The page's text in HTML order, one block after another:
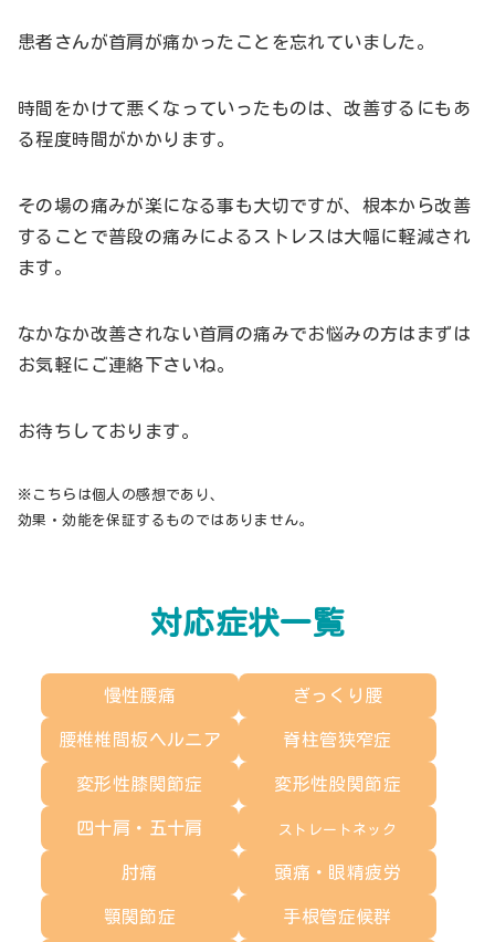
患者さんが首肩が痛かったことを忘れていました。
時間をかけて悪くなっていったものは、改善するにもあ
る程度時間がかかります。
その場の痛みが楽になる事も大切ですが、根本から改善
することで普段の痛みによるストレスは大幅に軽減され
ます。
なかなか改善されない首肩の痛みでお悩みの方はまずは
お気軽にご連絡下さいね。
お待ちしております。
※こちらは個人の感想であり、
効果・効能を保証するものではありません。
対応症状一覧
慢性腰痛 ぎっくり腰
腰椎椎間板ヘルニア 脊柱管狭窄症
変形性膝関節症 変形性股関節症
四十肩・五十肩 ストレートネック
肘痛 頭痛・眼精疲労
顎関節症 手根管症候群